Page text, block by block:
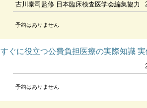
古川泰司監修 日本臨床検査医学会編集協力
予約はありません
すぐに役立つ公費負担医療の実際知識
予約はありません